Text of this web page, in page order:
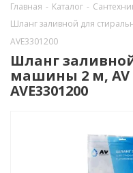
Главная - Каталог -
Шланг заливной для
AVE3301200
Шланг
машины 2 м, AV
AVE3301200